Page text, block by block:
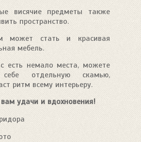
висячие предметы также
пространство.
может стать и красивая
мебель.
есть немало места, можете
себе отдельную скамью,
ритм всему интерьеру.
удачи и вдохновения!